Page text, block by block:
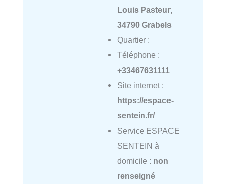
Louis Pasteur,
34790 Grabels
Quartier :
Téléphone :
+33467631111
Site internet :
https://espace-
sentein.fr/
Service ESPACE
SENTEIN à
domicile : non
renseigné